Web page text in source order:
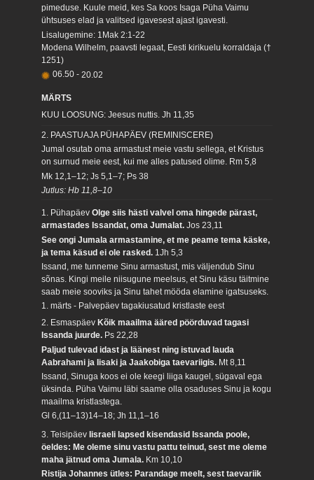
pimeduse. Kuule meid, kes Sa koos Isaga Püha Vaimu
ühtsuses elad ja valitsed igavesest ajast igavesti.
Lisalugemine: 1Mak 2:1-22
Modena Wilhelm, paavsti legaat, Eesti kirikuelu korraldaja (†
1251)
06.50 - 20.02
MÄRTS
KUU LOOSUNG: Jeesus nuttis.Jh 11,35
2. PAASTUAJA PÜHAPÄEV (REMINISCERE)
Jumal osutab oma armastust meie vastu sellega, et Kristus
on surnud meie eest, kui me alles patused olime. Rm 5,8
Mk 12,1–12; Js 5,1–7; Ps 38
Jutlus: Hb 11,8–10
1. PühapäevOlge siis hästi valvel oma hingede pärast,
armastades Issandat, oma Jumalat.Jos 23,11
See ongi Jumala armastamine, et me peame tema käske,
ja tema käsud ei ole rasked. 1Jh 5,3
Issand, me tunneme Sinu armastust, mis väljendub Sinu
sõnas. Kingi meile niisugune meelsus, et Sinu käsu täitmine
saab meie sooviks ja Sinu tahet mööda elamine igatsuseks.
1. märts - Palvepäev tagakiusatud kristlaste eest
2. Esmaspäev Kõik maailma ääred pöörduvad tagasi
Issanda juurde. Ps 22,28
Paljud tulevad idast ja läänest ning istuvad lauda
Aabrahami ja Iisaki ja Jaakobiga taevariigis. Mt 8,11
Issand, Sinuga koos ei ole keegi liiga kaugel, sügaval ega
üksinda. Püha Vaimu läbi saame olla osaduses Sinu ja kogu
maailma kristlastega.
Gl 6,(11–13)14–18; Jh 11,1–16
3. TeisipäevIisraeli lapsed kisendasid Issanda poole,
öeldes: Me oleme sinu vastu pattu teinud, sest me oleme
maha jätnud oma Jumala. Km 10,10
Ristija Johannes ütles: Parandage meelt, sest taevariik